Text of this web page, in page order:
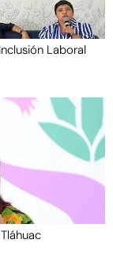
Laboral